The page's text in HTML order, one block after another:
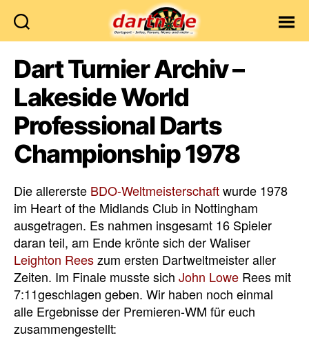
Dart Turnier Archiv –
Lakeside World
Professional Darts
Championship 1978
Die allererste BDO-Weltmeisterschaftwurde 1978
im Heart of the Midlands Club in Nottingham
ausgetragen. Es nahmen insgesamt 16 Spieler
daran teil, am Ende krönte sich der Waliser
Leighton Reeszum ersten Dartweltmeister aller
Zeiten. Im Finale musste sich John Lowe Rees mit
7:11geschlagen geben. Wir haben noch einmal
alle Ergebnisse der Premieren-WM für euch
zusammengestellt: